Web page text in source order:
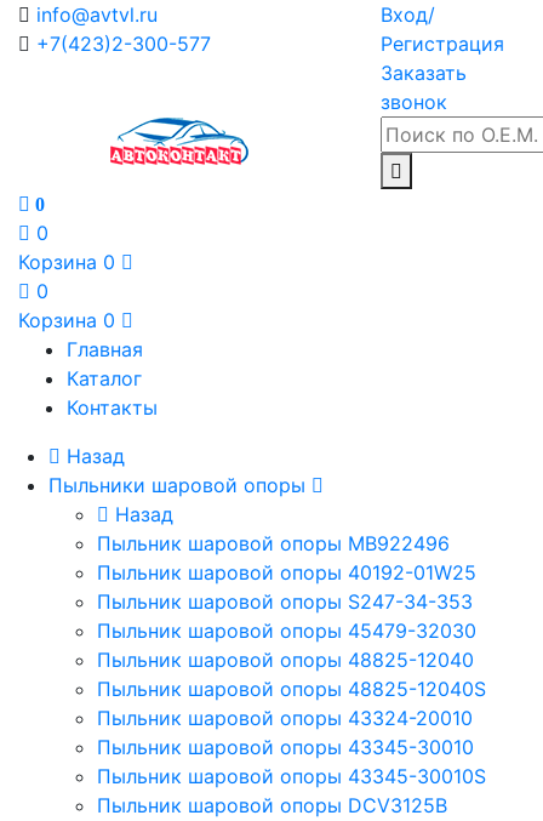
info@avtvl.ru
+7(423)2-300-577
Вход/
Регистрация
Заказать
звонок
0
0
Корзина 0
0
Корзина 0
Главная
Каталог
Контакты
Назад
Пыльники шаровой опоры
Назад
Пыльник шаровой опоры MB922496
Пыльник шаровой опоры 40192-01W25
Пыльник шаровой опоры S247-34-353
Пыльник шаровой опоры 45479-32030
Пыльник шаровой опоры 48825-12040
Пыльник шаровой опоры 48825-12040S
Пыльник шаровой опоры 43324-20010
Пыльник шаровой опоры 43345-30010
Пыльник шаровой опоры 43345-30010S
Пыльник шаровой опоры DCV3125B